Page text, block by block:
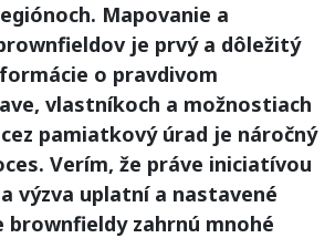
Mapovanie a
je prvý a dôležitý
o pravdivom
vlastníkoch a možnostiach
pamiatkový úrad je náročný
Verím, že práve iniciatívou
výzva uplatní a nastavené
brownfieldy zahrnú mnohé